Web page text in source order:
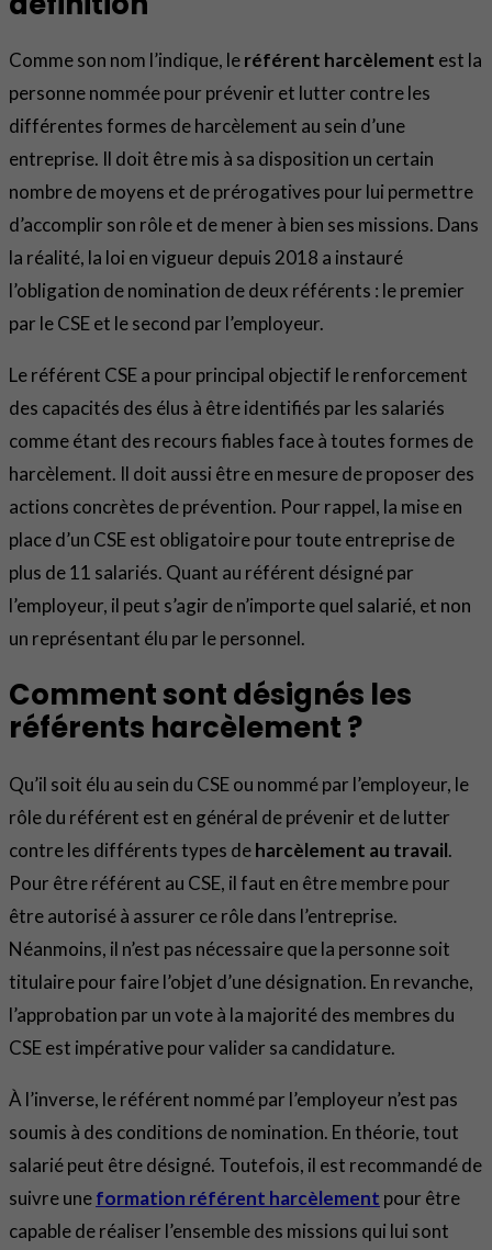
Comme son nom l’indique, leréférent harcèlement est la
personne nommée pour prévenir et lutter contre les
différentes formes de harcèlement au sein d’une
entreprise. Il doit être mis à sa disposition un certain
nombre de moyens et de prérogatives pour lui permettre
d’accomplir son rôle et de mener à bien ses missions. Dans
la réalité, la loi en vigueur depuis 2018 a instauré
l’obligation de nomination de deux référents : le premier
par le CSE et le second par l’employeur.
Le référent CSE a pour principal objectif le renforcement
des capacités des élus à être identifiés par les salariés
comme étant des recours fiables face à toutes formes de
harcèlement. Il doit aussi être en mesure de proposer des
actions concrètes de prévention. Pour rappel, la mise en
place d’un CSE est obligatoire pour toute entreprise de
plus de 11 salariés. Quant au référent désigné par
l’employeur, il peut s’agir de n’importe quel salarié, et non
un représentant élu par le personnel.
Comment sont désignés les
référents harcèlement ?
Qu’il soit élu au sein du CSE ou nommé par l’employeur, le
rôle du référent est en général de prévenir et de lutter
contre les différents types deharcèlement au travail.
Pour être référent au CSE, il faut en être membre pour
être autorisé à assurer ce rôle dans l’entreprise.
Néanmoins, il n’est pas nécessaire que la personne soit
titulaire pour faire l’objet d’une désignation. En revanche,
l’approbation par un vote à la majorité des membres du
CSE est impérative pour valider sa candidature.
À l’inverse, le référent nommé par l’employeur n’est pas
soumis à des conditions de nomination. En théorie, tout
salarié peut être désigné. Toutefois, il est recommandé de
suivre uneformation référent harcèlement pour être
capable de réaliser l’ensemble des missions qui lui sont